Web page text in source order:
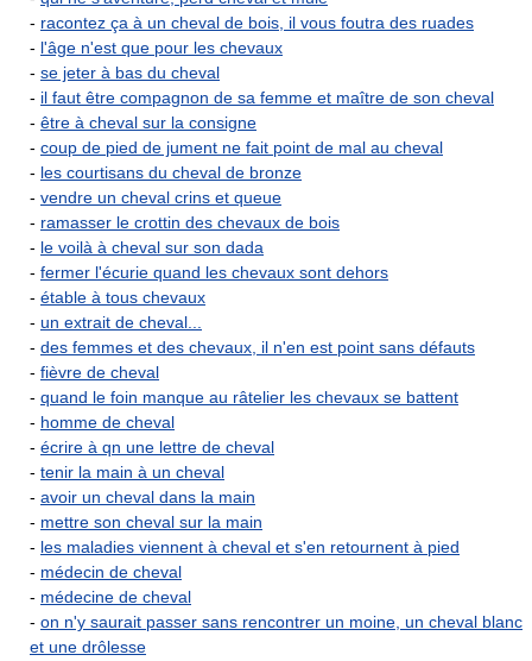
- racontez ça à un cheval de bois, il vous foutra des ruades
- l'âge n'est que pour les chevaux
- se jeter à bas du cheval
- il faut être compagnon de sa femme et maître de son cheval
- être à cheval sur la consigne
- coup de pied de jument ne fait point de mal au cheval
- les courtisans du cheval de bronze
- vendre un cheval crins et queue
- ramasser le crottin des chevaux de bois
- le voilà à cheval sur son dada
- fermer l'écurie quand les chevaux sont dehors
- étable à tous chevaux
- un extrait de cheval...
- des femmes et des chevaux, il n'en est point sans défauts
- fièvre de cheval
- quand le foin manque au râtelier les chevaux se battent
- homme de cheval
- écrire à qn une lettre de cheval
- tenir la main à un cheval
- avoir un cheval dans la main
- mettre son cheval sur la main
- les maladies viennent à cheval et s'en retournent à pied
- médecin de cheval
- médecine de cheval
- on n'y saurait passer sans rencontrer un moine, un cheval blanc
et une drôlesse